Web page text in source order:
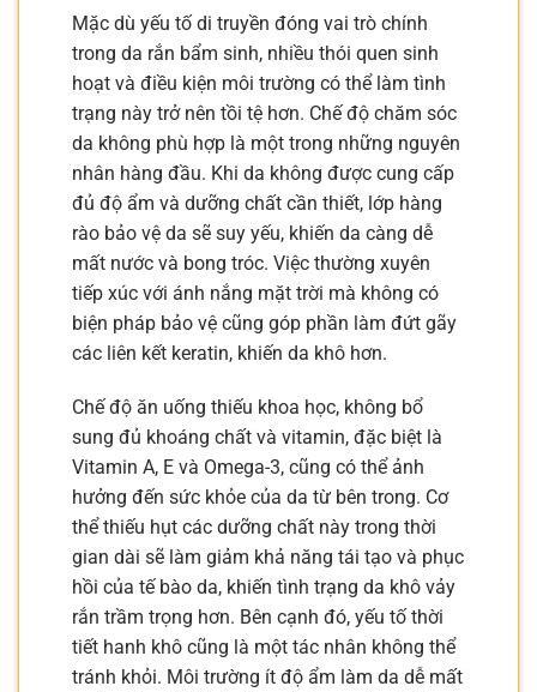
Mặc dù yếu tố di truyền đóng vai trò chính
trong da rắn bẩm sinh, nhiều thói quen sinh
hoạt và điều kiện môi trường có thể làm tình
trạng này trở nên tồi tệ hơn. Chế độ chăm sóc
da không phù hợp là một trong những nguyên
nhân hàng đầu. Khi da không được cung cấp
đủ độ ẩm và dưỡng chất cần thiết, lớp hàng
rào bảo vệ da sẽ suy yếu, khiến da càng dễ
mất nước và bong tróc. Việc thường xuyên
tiếp xúc với ánh nắng mặt trời mà không có
biện pháp bảo vệ cũng góp phần làm đứt gãy
các liên kết keratin, khiến da khô hơn.
Chế độ ăn uống thiếu khoa học, không bổ
sung đủ khoáng chất và vitamin, đặc biệt là
Vitamin A, E và Omega-3, cũng có thể ảnh
hưởng đến sức khỏe của da từ bên trong. Cơ
thể thiếu hụt các dưỡng chất này trong thời
gian dài sẽ làm giảm khả năng tái tạo và phục
hồi của tế bào da, khiến tình trạng da khô vảy
rắn trầm trọng hơn. Bên cạnh đó, yếu tố thời
tiết hanh khô cũng là một tác nhân không thể
tránh khỏi. Môi trường ít độ ẩm làm da dễ mất